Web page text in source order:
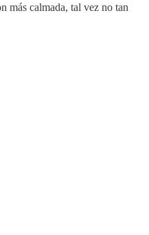
más calmada, tal vez no tan